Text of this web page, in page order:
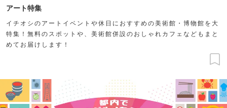
アート特集
イチオシのアートイベントや休日におすすめの美術館・博物館を大
特集！無料のスポットや、美術館併設のおしゃれカフェなどもまと
めてお届けします！